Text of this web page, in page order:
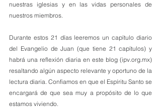
nuestras iglesias y en las vidas personales de
nuestros miembros.
Durante estos 21 días leeremos un capítulo diario
del Evangelio de Juan (que tiene 21 capítulos) y
habrá una reflexión diaria en este blog (ipv.org.mx)
resaltando algún aspecto relevante y oportuno de la
lectura diaria. Confiamos en que el Espíritu Santo se
encargará de que sea muy a propósito de lo que
estamos viviendo.